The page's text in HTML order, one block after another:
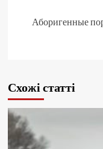
Аборигенные
Схожі статті